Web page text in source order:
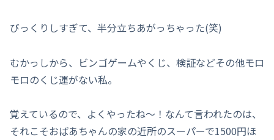
びっくりしすぎて、半分立ちあがっちゃった(笑)
むかっしから、ビンゴゲームやくじ、検証などその他モロ
モロのくじ運がない私。
覚えているので、よくやったね～！なんて言われたのは、
それこそおばあちゃんの家の近所のスーパーで1500円ほ